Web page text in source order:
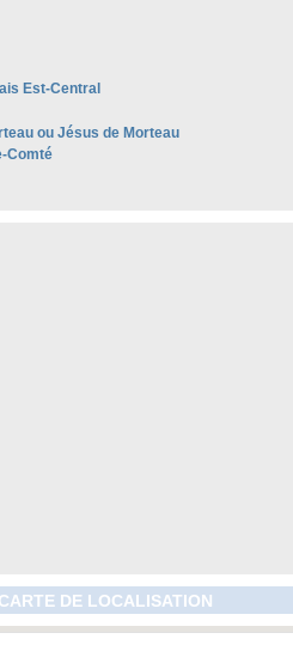
Est-Central
ou Jésus de Morteau
Comté
DE LOCALISATION